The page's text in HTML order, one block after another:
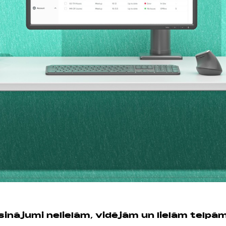
nelielām, vidējām un lielām